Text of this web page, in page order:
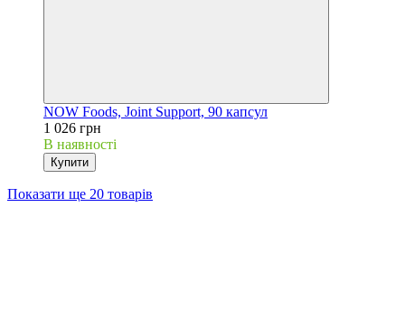
NOW Foods, Joint Support, 90 капсул
1 026 грн
В наявності
Купити
Показати ще 20 товарів